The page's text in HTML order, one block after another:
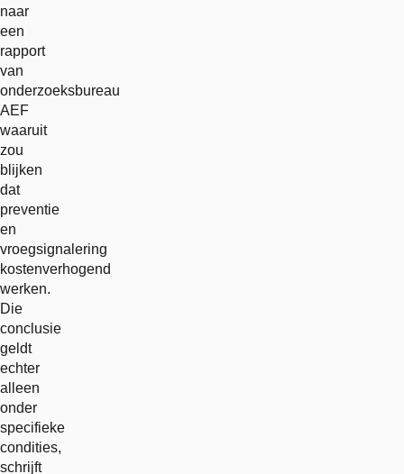
naar
een
rapport
van
onderzoeksbureau
AEF
waaruit
zou
blijken
dat
preventie
en
vroegsignalering
kostenverhogend
werken.
Die
conclusie
geldt
echter
alleen
onder
specifieke
condities,
schrijft